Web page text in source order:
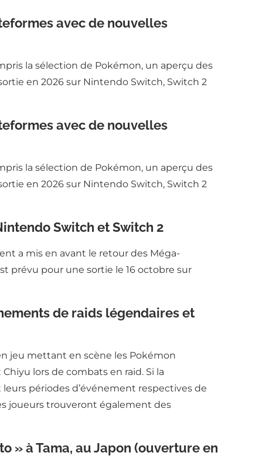
avec de nouvelles
la sélection de Pokémon, un aperçu des
en 2026 sur Nintendo Switch, Switch 2
avec de nouvelles
la sélection de Pokémon, un aperçu des
en 2026 sur Nintendo Switch, Switch 2
Switch et Switch 2
a mis en avant le retour des Méga-
prévu pour une sortie le 16 octobre sur
de raids légendaires et
jeu mettant en scène les Pokémon
lors de combats en raid. Si la
périodes d’événement respectives de
joueurs trouveront également des
» à Tama, au Japon (ouverture en